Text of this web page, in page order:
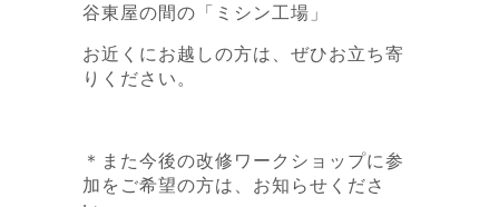
谷東屋の間の「ミシン工場」
お近くにお越しの方は、ぜひお立ち寄
りください。
＊また今後の改修ワークショップに参
加をご希望の方は、お知らせくださ